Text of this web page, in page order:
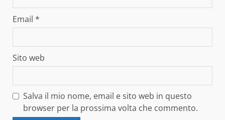
Email *
Sito web
Salva il mio nome, email e sito web in questo
browser per la prossima volta che commento.